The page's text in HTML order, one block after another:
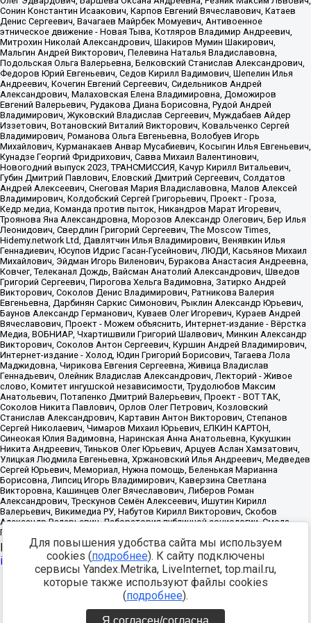
Источник:https://minjust.gov.ru/uploaded/files/reestr-
inostrannyih-agentov-22-03-2024.pdfданные на22.03.2024
Разработка -
Для повышения удобства сайта мы используем
cookies (подробнее). К сайту подключены
сервисы Yandex.Metrika, LiveInternet, top.mail.ru,
которые также используют файлы cookies
(подробнее).
Я согласен/согласна